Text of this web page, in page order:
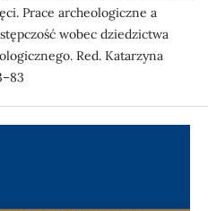
Prace archeologiczne a
wobec dziedzictwa
Red. Katarzyna